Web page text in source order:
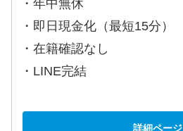
・年中無休
・即日現金化（最短15分）
・在籍確認なし
・LINE完結
詳細ページ